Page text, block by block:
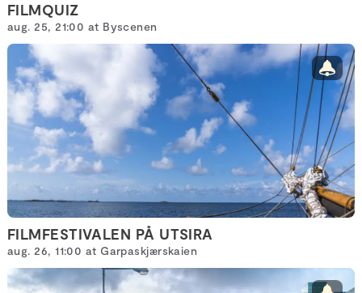
FILMQUIZ
aug. 25, 21:00 at Byscenen
FILMFESTIVALEN PÅ UTSIRA
aug. 26, 11:00 at Garpaskjærskaien